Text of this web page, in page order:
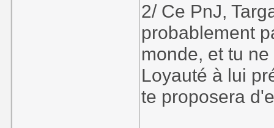
2/ Ce PnJ,
probablement
monde, et tu
Loyauté à lui
te proposera